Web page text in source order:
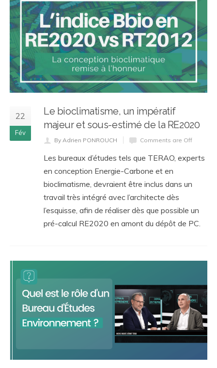
22
Fév
Le bioclimatisme, un impératif
majeur et sous-estimé de la RE2020
By Adrien PONROUCH Comments are Off
Les bureaux d’études tels que TERAO, experts
en conception Energie-Carbone et en
bioclimatisme, devraient être inclus dans un
travail très intégré avec l’architecte dès
l’esquisse, afin de réaliser dès que possible un
pré-calcul RE2020 en amont du dépôt de PC.